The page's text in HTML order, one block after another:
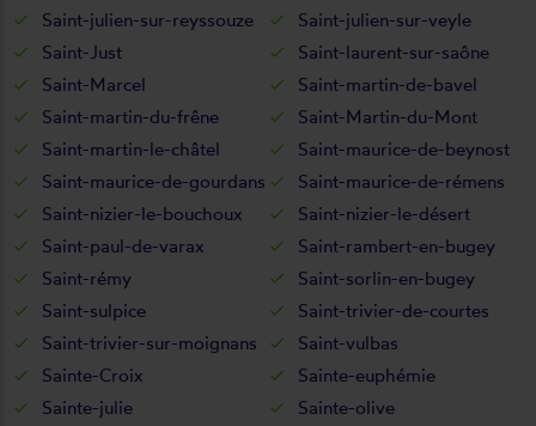
Saint-julien-sur-reyssouze
Saint-julien-sur-veyle
Saint-Just
Saint-laurent-sur-saône
Saint-Marcel
Saint-martin-de-bavel
Saint-martin-du-frêne
Saint-Martin-du-Mont
Saint-martin-le-châtel
Saint-maurice-de-beynost
Saint-maurice-de-gourdans
Saint-maurice-de-rémens
Saint-nizier-le-bouchoux
Saint-nizier-le-désert
Saint-paul-de-varax
Saint-rambert-en-bugey
Saint-rémy
Saint-sorlin-en-bugey
Saint-sulpice
Saint-trivier-de-courtes
Saint-trivier-sur-moignans
Saint-vulbas
Sainte-Croix
Sainte-euphémie
Sainte-julie
Sainte-olive